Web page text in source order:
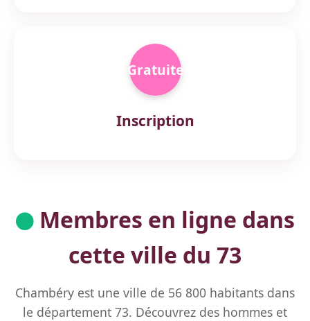
Gratuite
Inscription
Membres en ligne dans
cette ville du 73
Chambéry est une ville de 56 800 habitants dans
le département 73. Découvrez des hommes et